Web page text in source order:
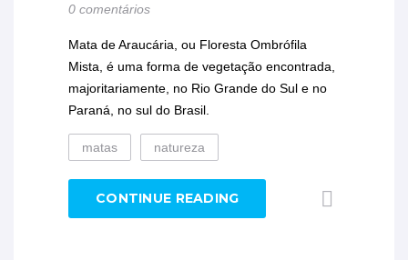
0 comentários
Mata de Araucária, ou Floresta Ombrófila
Mista, é uma forma de vegetação encontrada,
majoritariamente, no Rio Grande do Sul e no
Paraná, no sul do Brasil.
matas natureza
CONTINUE READING